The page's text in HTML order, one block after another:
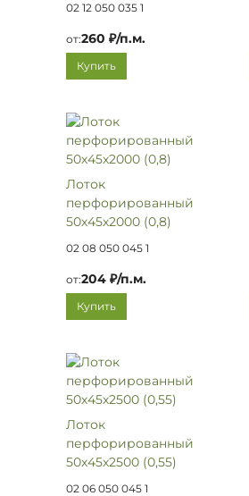
02 12 050 035 1
от:260 ₽/п.м.
Купить
Лоток
перфорированный
50х45х2000 (0,8)
02 08 050 045 1
от:204 ₽/п.м.
Купить
Лоток
перфорированный
50х45х2500 (0,55)
02 06 050 045 1